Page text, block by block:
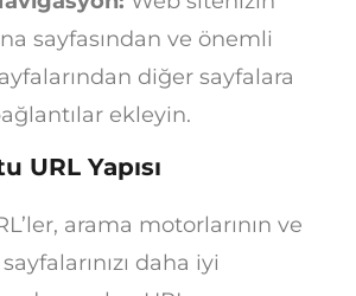
sayfasından ve önemli
diğer sayfalara
ekleyin.
URL Yapısı
arama motorlarının ve
daha iyi